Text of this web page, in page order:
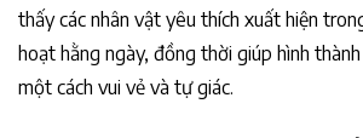
thấy các nhân vật yêu thích xuất hiện
hoạt hằng ngày, đồng thời giúp hình
một cách vui vẻ và tự giác.